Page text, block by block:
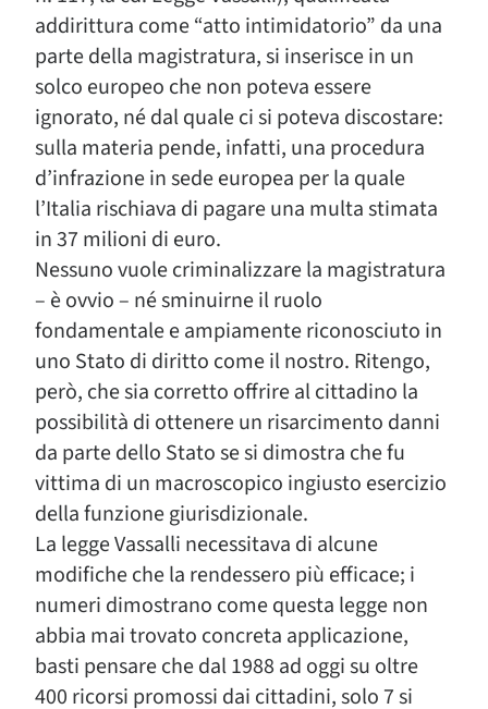
addirittura come “atto intimidatorio” da una
parte della magistratura, si inserisce in un
solco europeo che non poteva essere
ignorato, né dal quale ci si poteva discostare:
sulla materia pende, infatti, una procedura
d’infrazione in sede europea per la quale
l’Italia rischiava di pagare una multa stimata
in 37 milioni di euro.
Nessuno vuole criminalizzare la magistratura
– è ovvio – né sminuirne il ruolo
fondamentale e ampiamente riconosciuto in
uno Stato di diritto come il nostro. Ritengo,
però, che sia corretto offrire al cittadino la
possibilità di ottenere un risarcimento danni
da parte dello Stato se si dimostra che fu
vittima di un macroscopico ingiusto esercizio
della funzione giurisdizionale.
La legge Vassalli necessitava di alcune
modifiche che la rendessero più efficace; i
numeri dimostrano come questa legge non
abbia mai trovato concreta applicazione,
basti pensare che dal 1988 ad oggi su oltre
400 ricorsi promossi dai cittadini, solo 7 si